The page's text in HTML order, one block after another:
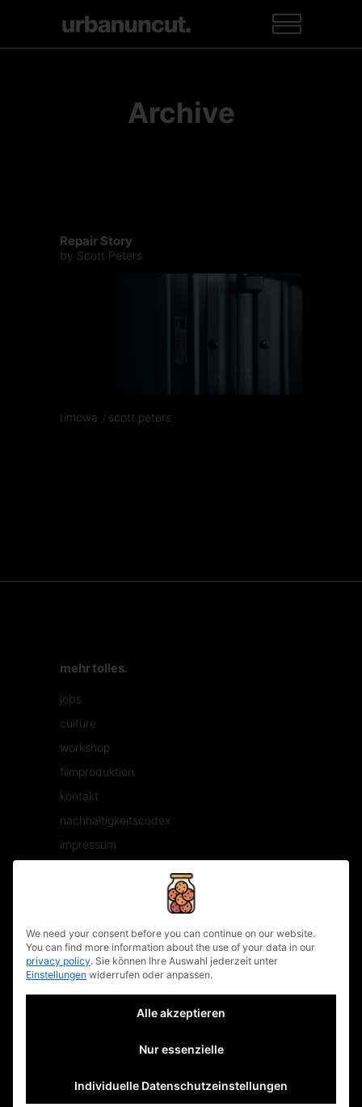
Archive
Repair Story
by Scott Peters
rimowa scott peters
mehr tolles.
jobs
culture
workshop
filmproduktion
kontakt
nachhaltigkeitscodex
impressum
datenschutzerklärung
münchen.
info@urbanuncut.de
berlin.
privacy policy
We need your consent before you can continue on our website.
You can find more information about the use of your data in our
privacy policy. Sie können Ihre Auswahl jederzeit unter
Einstellungen widerrufen oder anpassen.
Alle akzeptieren
Nur essenzielle
Individuelle Datenschutzeinstellungen